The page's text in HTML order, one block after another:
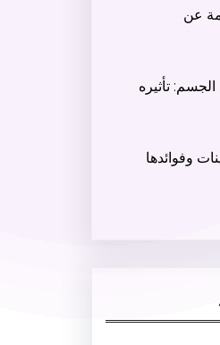
عن
الجسم: تأثيره
وفوائدها